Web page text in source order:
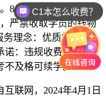
8、保证教练车技术状
严禁收取学员的钱物
务理念：优质的服务、
诺：违规收费可举报，
不及格可续学。
联网，2024年4月1日
C1本怎么收费？